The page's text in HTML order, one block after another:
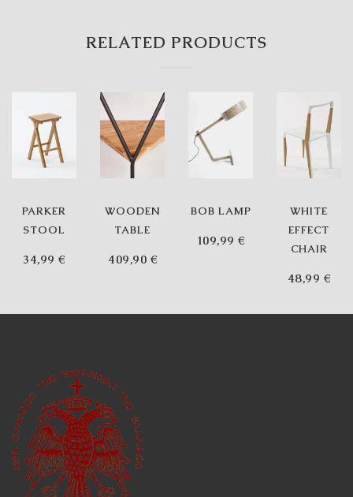
RELATED PRODUCTS
PARKER
STOOL
34,99€
WOODEN
TABLE
409,90 €
BOB LAMP
109,99 €
WHITE
EFFECT
CHAIR
48,99 €